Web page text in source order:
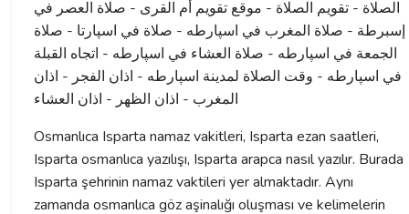
الصلاة - تقويم الصلاة - موقع تقويم أم القرى - صلاة العصر في
إسبرطة - صلاة المغرب في اسپارطه - صلاة في اسپارتا - صلاة
الجمعة في اسپارطه - صلاة العشاء في اسپارطه - اتجاه القبلة
في اسپارطه - وقت الصلاة لمدينة اسپارطه - اذان الفجر - اذان
المغرب - اذان الظهر - اذان العشاء
Osmanlıca Isparta namaz vakitleri, Isparta ezan saatleri,
Isparta osmanlıca yazılışı, Isparta arapca nasıl yazılır. Burada
Isparta şehrinin namaz vaktileri yer almaktadır. Aynı
zamanda osmanlıca göz aşinalığı oluşması ve kelimelerin